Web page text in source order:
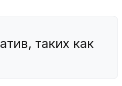
таких как